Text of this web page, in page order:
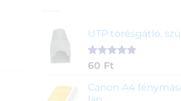
UTP törésgátló,
Értékelés
ből,
1
értékelés
60 Ft
Canon A4